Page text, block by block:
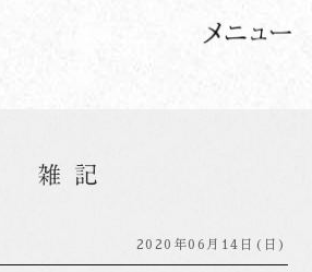
2020年06月14日(日)